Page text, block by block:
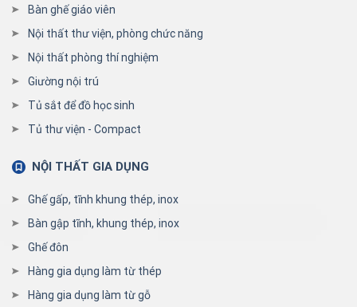
Bàn ghế giáo viên
Nội thất thư viện, phòng chức năng
Nội thất phòng thí nghiệm
Giường nội trú
Tủ sắt để đồ học sinh
Tủ thư viện - Compact
NỘI THẤT GIA DỤNG
Ghế gấp, tĩnh khung thép, inox
Bàn gập tĩnh, khung thép, inox
Ghế đôn
Hàng gia dụng làm từ thép
Hàng gia dụng làm từ gỗ